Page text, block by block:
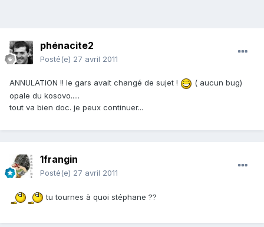
phénacite2
Posté(e) 27 avril 2011
ANNULATION !! le gars avait changé de sujet !
( aucun bug)
opale du kosovo.....
tout va bien doc. je peux continuer...
1frangin
Posté(e) 27 avril 2011
tu tournes à quoi stéphane ??